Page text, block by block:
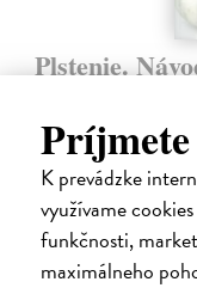
Príjmete
K prevádzke
využívame
funkčnosti,
maximálneho
Plstenie.
vecičiek. Kniha
pomôckach, taktiež
plstenia.
Na sklade
28,90 €